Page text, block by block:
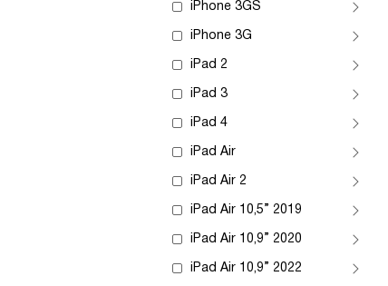
iPhone 3GS
iPhone 3G
iPad 2
iPad 3
iPad 4
iPad Air
iPad Air 2
iPad Air 10,5” 2019
iPad Air 10,9” 2020
iPad Air 10,9” 2022